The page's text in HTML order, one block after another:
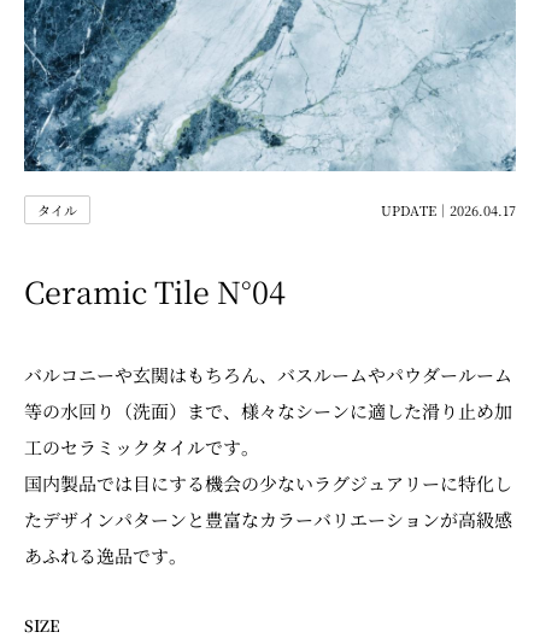
タイル UPDATE｜2026.04.17
Ceramic Tile N°04
バルコニーや玄関はもちろん、バスルームやパウダールーム
等の水回り（洗面）まで、様々なシーンに適した滑り止め加
工のセラミックタイルです。
国内製品では目にする機会の少ないラグジュアリーに特化し
たデザインパターンと豊富なカラーバリエーションが高級感
あふれる逸品です。
SIZE